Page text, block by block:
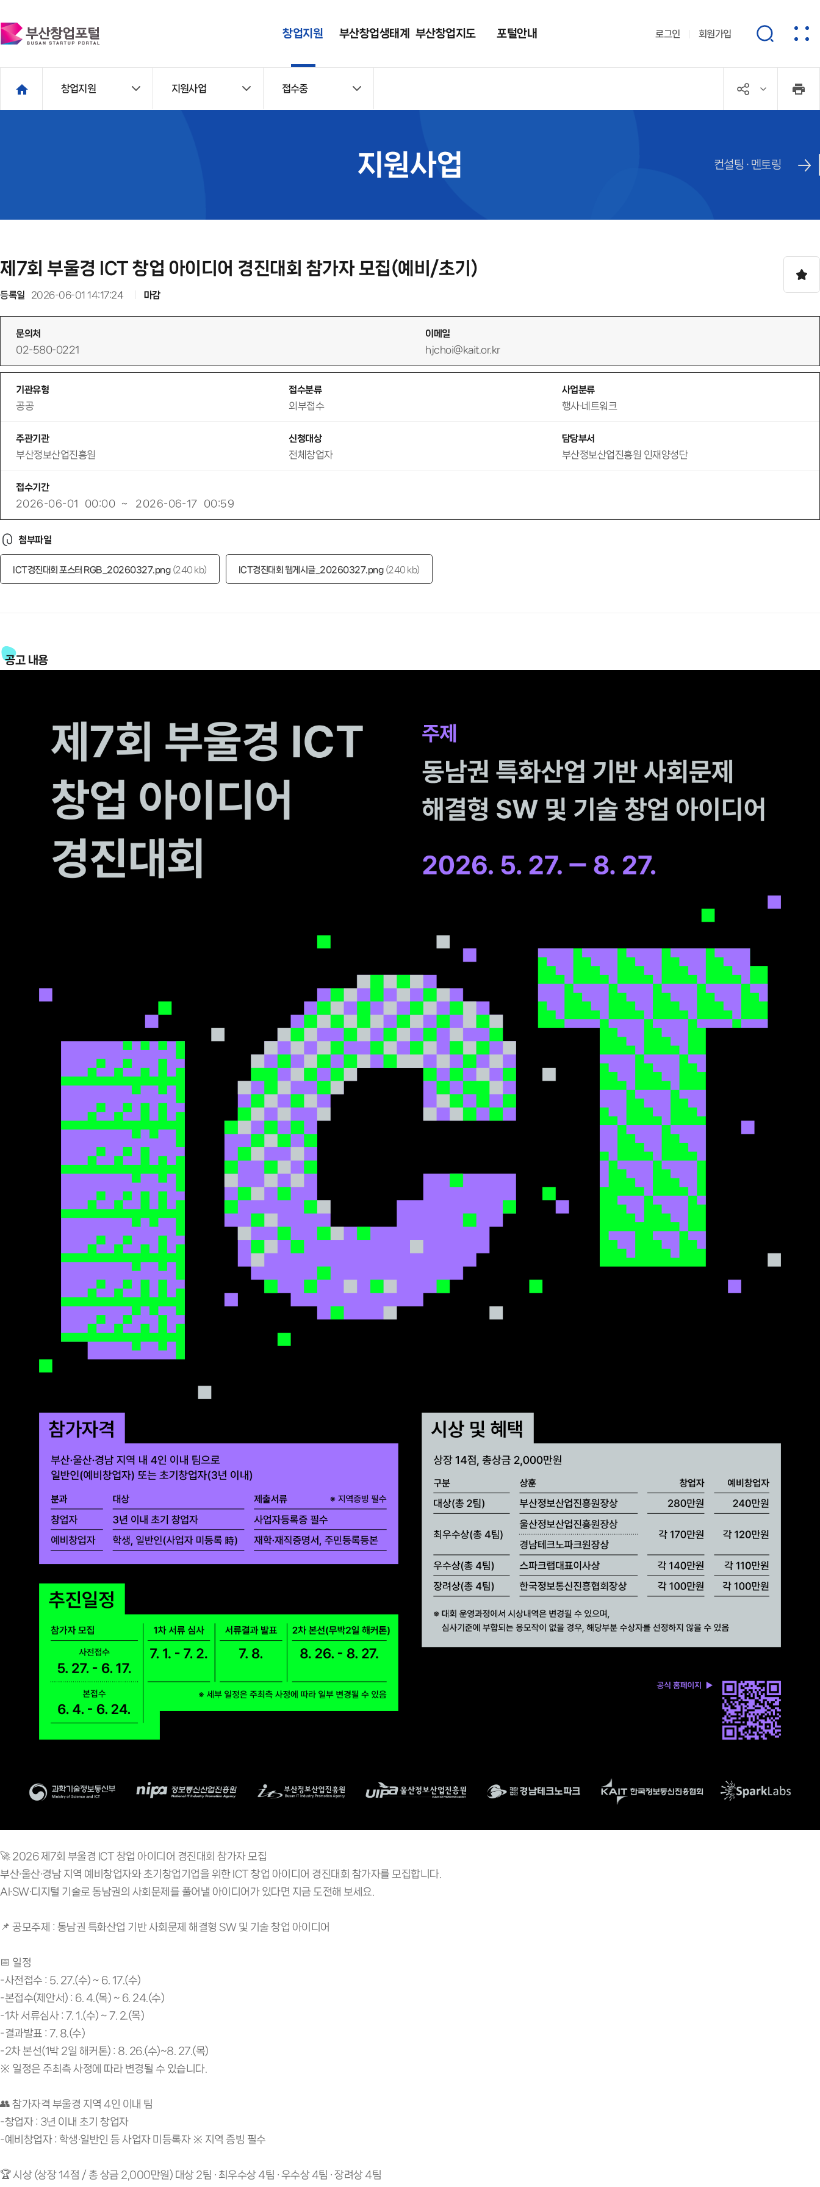
로그인 회원가입
창업지원
지원사업
부산창업생태계
현황
부산창업지도 포털안내
창업지원 지원사업 접수중
지원사업 컨설팅 · 멘토링
제7회 부울경 ICT 창업 아이디어 경진대회 참가자 모집(예비/초기)
등록일 2026-06-01 14:17:24 마감
문의처
02-580-0221
이메일
hjchoi@kait.or.kr
기관유형
공공
접수분류
외부접수
사업분류
행사·네트워크
주관기관
부산정보산업진흥원
신청대상
전체창업자
담당부서
부산정보산업진흥원 인재양성단
접수기간
2026-06-01
00:00 ~ 2026-06-17 00:59
첨부파일
ICT경진대회 포스터 RGB_20260327.png 240 kb ICT경진대회 웹게시글_20260327.png 240 kb
공고 내용
🚀 2026 제7회 부울경 ICT 창업 아이디어 경진대회 참가자 모집
부산·울산·경남 지역 예비창업자와 초기창업기업을 위한 ICT 창업 아이디어 경진대회 참가자를 모집합니다.
AI·SW·디지털 기술로 동남권의 사회문제를 풀어낼 아이디어가 있다면 지금 도전해 보세요.
📌 공모주제 : 동남권 특화산업 기반 사회문제 해결형 SW 및 기술 창업 아이디어
📅 일정
-사전접수 : 5. 27.(수) ~ 6. 17.(수)
-본접수(제안서) : 6. 4.(목) ~ 6. 24.(수)
-1차 서류심사 : 7. 1.(수) ~ 7. 2.(목)
-결과발표 : 7. 8.(수)
-2차 본선(1박 2일 해커톤) : 8. 26.(수)~8. 27.(목)
※ 일정은 주최측 사정에 따라 변경될 수 있습니다.
👥 참가자격 부울경 지역 4인 이내 팀
-창업자 : 3년 이내 초기 창업자
-예비창업자 : 학생·일반인 등 사업자 미등록자 ※ 지역 증빙 필수
🏆 시상 (상장 14점 / 총 상금 2,000만원) 대상 2팀 · 최우수상 4팀 · 우수상 4팀 · 장려상 4팀